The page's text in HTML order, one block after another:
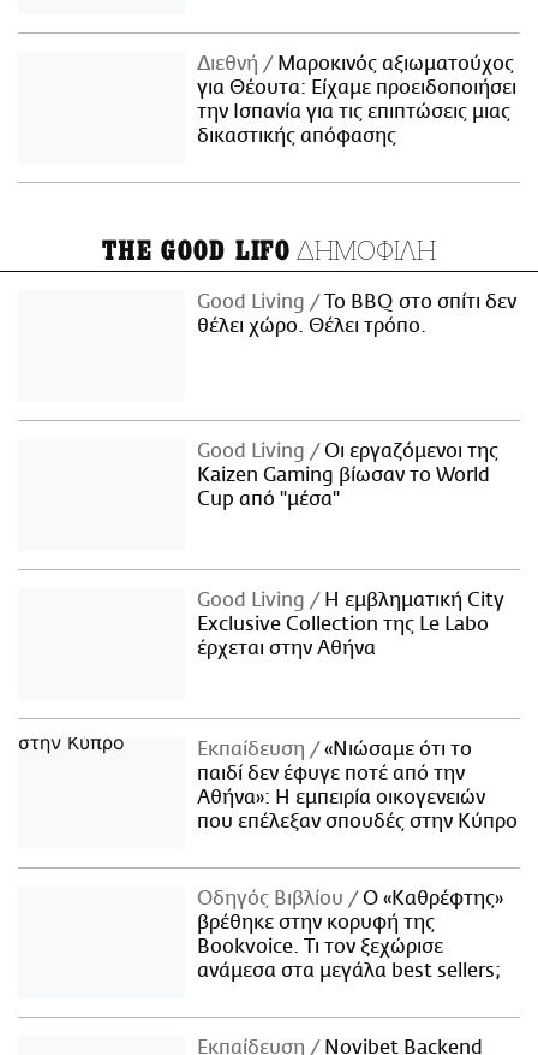
Διεθνή
Μαροκινός αξιωματούχος
για Θέουτα: Είχαμε προειδοποιήσει
την Ισπανία για τις επιπτώσεις μιας
δικαστικής απόφασης
THE GOOD LIFO ΔΗΜΟΦΙΛΗ
Good Living
Το BBQ στο σπίτι δεν
θέλει χώρο. Θέλει τρόπο.
Good Living
Οι εργαζόμενοι της
Kaizen Gaming βίωσαν το World
Cup από "μέσα"
Good Living
Η εμβληματική City
Exclusive Collection της Le Labo
έρχεται στην Αθήνα
Εκπαίδευση
«Νιώσαμε ότι το
παιδί δεν έφυγε ποτέ από την
Αθήνα»: Η εμπειρία οικογενειών
που επέλεξαν σπουδές στην Κύπρο
Οδηγός Βιβλίου
Ο «Καθρέφτης»
βρέθηκε στην κορυφή της
Bookvoice. Τι τον ξεχώρισε
ανάμεσα στα μεγάλα best sellers;
Εκπαίδευση
Novibet Backend